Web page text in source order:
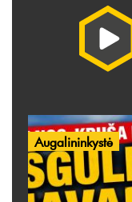
Augalininkystė